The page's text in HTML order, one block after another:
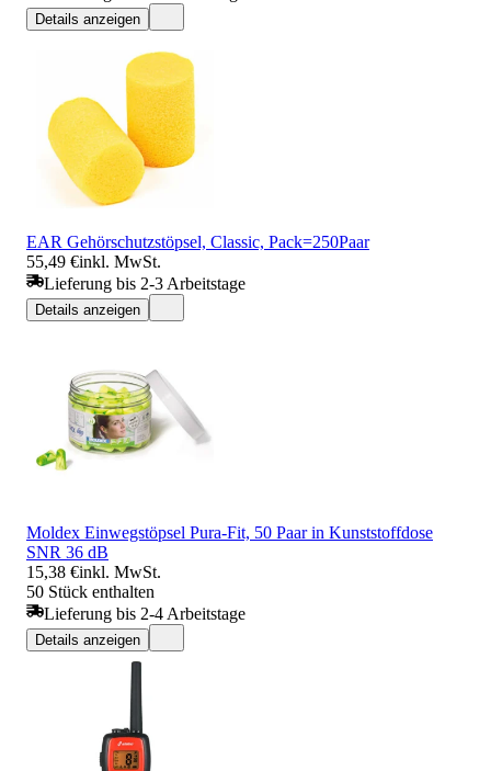
Details anzeigen
EAR Gehörschutzstöpsel, Classic, Pack=250Paar
55,49 €inkl. MwSt.
Lieferung bis 2-3 Arbeitstage
Details anzeigen
Moldex Einwegstöpsel Pura-Fit, 50 Paar in Kunststoffdose
SNR 36 dB
15,38 €inkl. MwSt.
50 Stück enthalten
Lieferung bis 2-4 Arbeitstage
Details anzeigen